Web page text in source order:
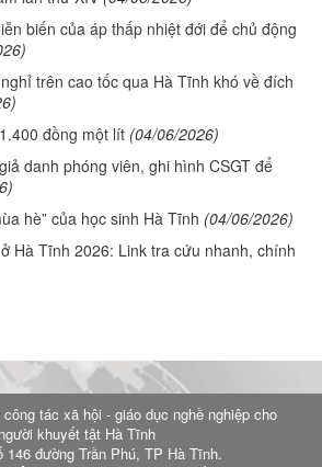
biến của áp thấp nhiệt đới để chủ động
trên cao tốc qua Hà Tĩnh khó về đích
đồng một lít (04/06/2026)
danh phóng viên, ghi hình CSGT để
hè” của học sinh Hà Tĩnh (04/06/2026)
Hà Tĩnh 2026: Link tra cứu nhanh, chính
tác xã hội - giáo dục nghề nghiệp cho
người khuyết tật Hà Tĩnh
đường Trần Phú, TP Hà Tĩnh.